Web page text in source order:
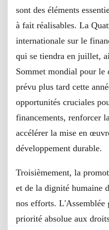
sont des éléments
à fait réalisables. La
internationale sur le
qui se tiendra en juillet,
Sommet mondial pour le
prévu plus tard cette
opportunités cruciales
financements, renforcer
accélérer la mise en
développement durable.
Troisièmement, la
et de la dignité humaine
nos efforts. L'Assemblée
priorité absolue aux